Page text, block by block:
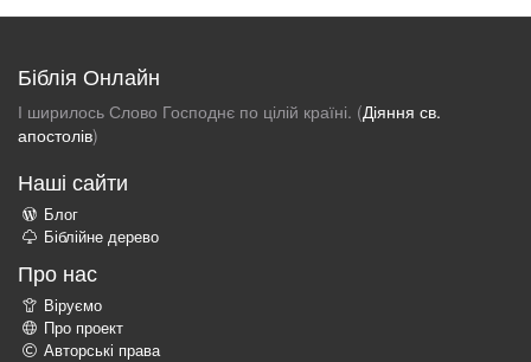
Біблія Онлайн
І ширилось Слово Господнє по цілій країні. (Діяння св.
апостолів)
Наші сайти
Блог
Біблійне дерево
Про нас
Віруємо
Про проект
Авторські права